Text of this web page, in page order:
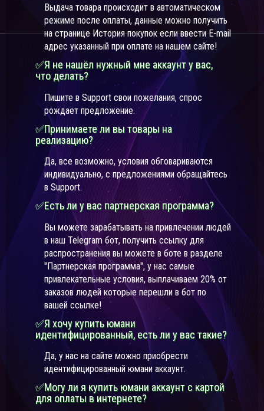
Выдача товара происходит в автоматическом
режиме после оплаты, данные можно получить
на странице История покупок если ввести E-mail
адрес указанный при оплате на нашем сайте!
✅Я не нашёл нужный мне аккаунт у вас,
что делать?
Пишите в Support свои пожелания, спрос
рождает предложение.
✅Принимаете ли вы товары на
реализацию?
Да, все возможно, условия обговариваются
индивидуально, с предложениями обращайтесь
в Support.
✅Есть ли у вас партнерская программа?
Вы можете зарабатывать на привлечении людей
в наш Telegram бот, получить ссылку для
распространения вы можете в боте в разделе
"Партнерская программа", у нас самые
привлекательные условия, выплачиваем 20% от
заказов людей которые перешли в бот по
вашей ссылке!
✅Я хочу купить юмани
идентифицированный, есть ли у вас такие?
Да, у нас на сайте можно приобрести
идентифицированный юмани аккаунт.
✅Могу ли я купить юмани аккаунт с картой
для оплаты в интернете?